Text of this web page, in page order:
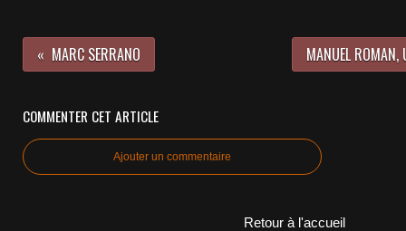
MARC SERRANO MANUEL ROMAN,
COMMENTER CET ARTICLE
Ajouter un commentaire
Retour à l'accueil